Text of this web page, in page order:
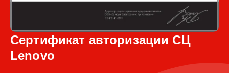
Сертификат авторизации СЦ
Lenovo